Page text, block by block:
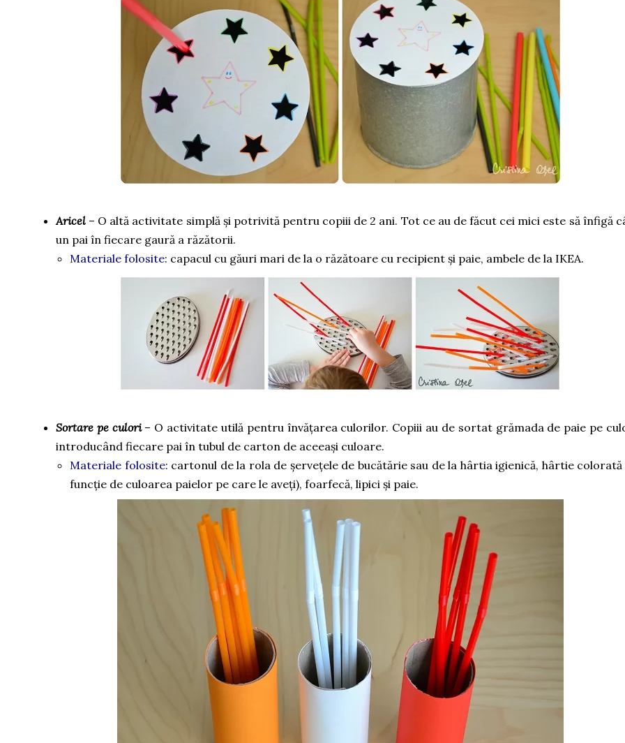
Aricel – O altă activitate simplă și potrivită pentru copiii de 2 ani. Tot ce au de făcut cei mici este să înfigă
un pai în fiecare gaură a răzătorii.
Materiale folosite: capacul cu găuri mari de la o răzătoare cu recipient și paie, ambele de la IKEA.
Sortare pe culori– O activitate utilă pentru învățarea culorilor. Copiii au de sortat grămada de paie pe
introducând fiecare pai în tubul de carton de aceeași culoare.
Materiale folosite: cartonul de la rola de șervețele de bucătărie sau de la hârtia igienică, hârtie
funcție de culoarea paielor pe care le aveți), foarfecă, lipici și paie.